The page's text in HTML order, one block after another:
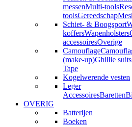
messenMulti-tools
toolsGereedschap
Schiet- & Boogsport
koffersWapenholsters
accessoiresOverige
Camouflage
(make-up)Ghillie suits
Tape
Kogelwerende vesten
Leger
AccessoiresBaretten
OVERIG
Batterijen
Boeken